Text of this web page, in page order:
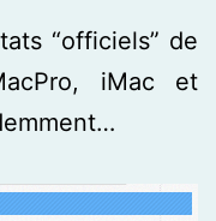
“officiels” de
iMac et